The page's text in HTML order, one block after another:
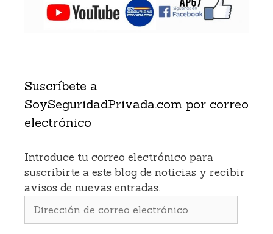
Suscríbete a
SoySeguridadPrivada.com por correo
electrónico
Introduce tu correo electrónico para
suscribirte a este blog de noticias y recibir
avisos de nuevas entradas.
de